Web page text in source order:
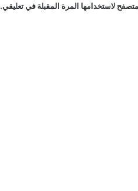
لاستخدامها المرة المقبلة في تعليقي.